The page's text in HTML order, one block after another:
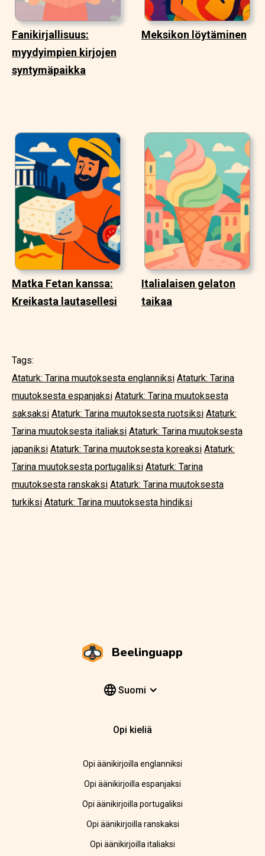
Fanikirjallisuus:
myydyimpien kirjojen
syntymäpaikka
Meksikon löytäminen
Matka Fetan kanssa:
Kreikasta lautasellesi
Italialaisen gelaton
taikaa
Tags:
Ataturk: Tarina muutoksesta englanniksi Ataturk: Tarina
muutoksesta espanjaksi Ataturk: Tarina muutoksesta
saksaksi Ataturk: Tarina muutoksesta ruotsiksi Ataturk:
Tarina muutoksesta italiaksi Ataturk: Tarina muutoksesta
japaniksi Ataturk: Tarina muutoksesta koreaksi Ataturk:
Tarina muutoksesta portugaliksi Ataturk: Tarina
muutoksesta ranskaksi Ataturk: Tarina muutoksesta
turkiksi Ataturk: Tarina muutoksesta hindiksi
Beelinguapp
Suomi
Opi kieliä
Opi äänikirjoilla englanniksi
Opi äänikirjoilla espanjaksi
Opi äänikirjoilla portugaliksi
Opi äänikirjoilla ranskaksi
Opi äänikirjoilla italiaksi